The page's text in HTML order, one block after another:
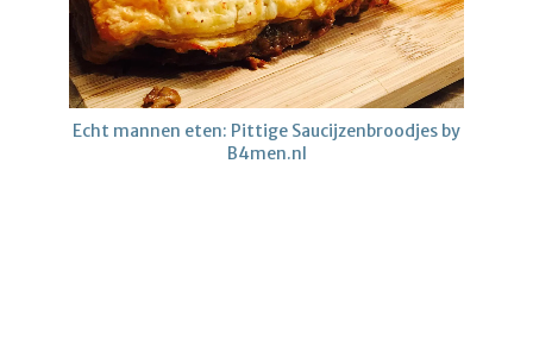
Echt mannen eten: Pittige Saucijzenbroodjes by
B4men.nl